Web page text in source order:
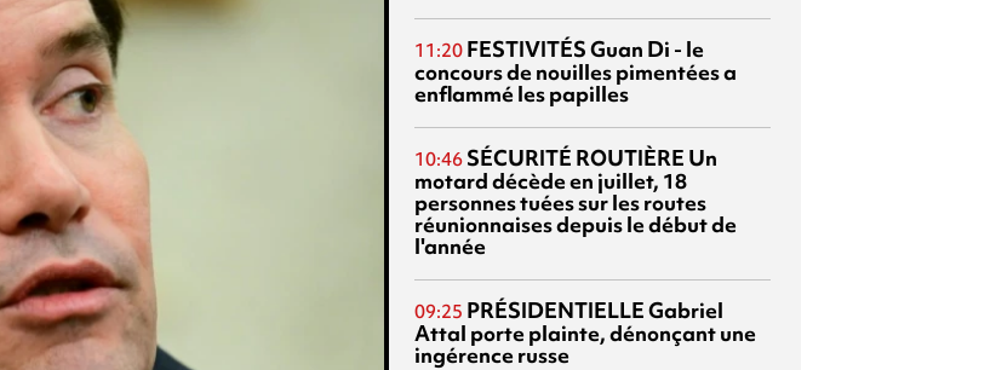
11:20 FESTIVITÉSGuan Di - le
concours de nouilles pimentées a
enflammé les papilles
10:46 SÉCURITÉ ROUTIÈRE Un
motard décède en juillet, 18
personnes tuées sur les routes
réunionnaises depuis le début de
l'année
09:25 PRÉSIDENTIELLEGabriel
Attal porte plainte, dénonçant une
ingérence russe